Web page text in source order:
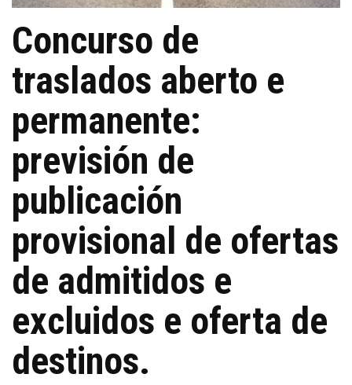
Concurso de
traslados aberto e
permanente:
previsión de
publicación
provisional de ofertas
de admitidos e
excluidos e oferta de
destinos.